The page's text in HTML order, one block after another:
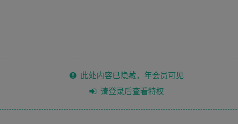
此处内容已隐藏，年会员可见
请登录后查看特权